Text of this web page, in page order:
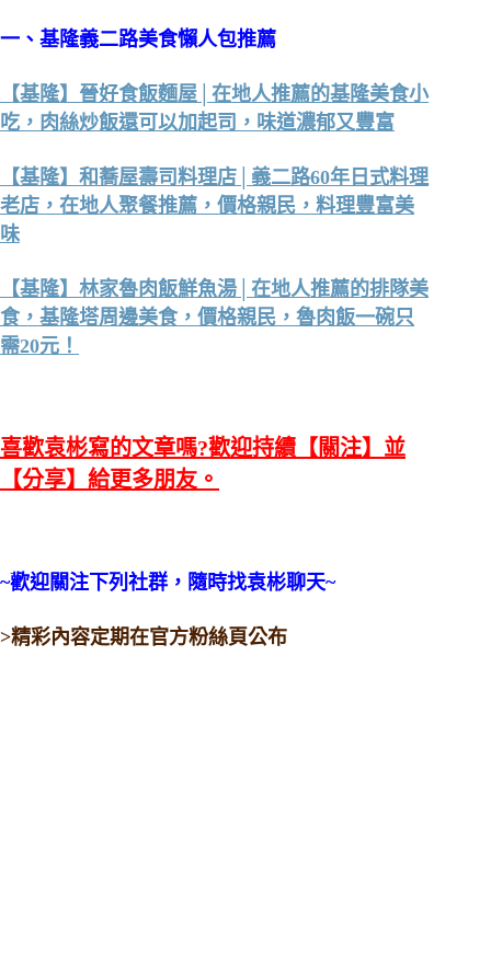
一、 基隆義二路美食懶人包推薦
【基隆】晉好食飯麵屋│在地人推薦的基隆美食小
吃，肉絲炒飯還可以加起司，味道濃郁又豐富
【基隆】和蕎屋壽司料理店│義二路60年日式料理
老店，在地人聚餐推薦，價格親民，料理豐富美
味
【基隆】林家魯肉飯鮮魚湯│在地人推薦的排隊美
食，基隆塔周邊美食，價格親民，魯肉飯一碗只
需20元！
喜歡袁彬寫的文章嗎?歡迎持續【關注】並
【分享】給更多朋友。
~歡迎關注下列社群，隨時找袁彬聊天~
>精彩內容定期在官方粉絲頁公布